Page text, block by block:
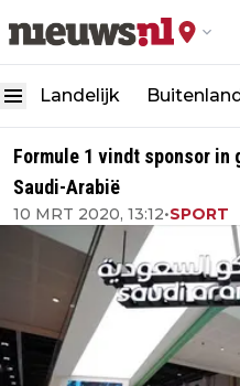
Landelijk
Formule 1 vindt sponsor
Saudi-Arabië
10 MRT 2020, 13:12•SPORT